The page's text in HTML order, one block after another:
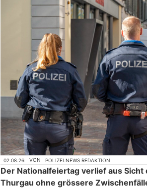
02.08.26 VON POLIZEI.NEWS REDAKTION
Der Nationalfeiertag verlief aus
Thurgau ohne grössere